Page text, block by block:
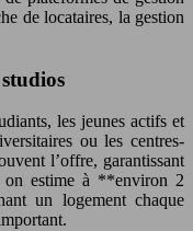
de locataires, la gestion
les jeunes actifs et
ou les centres-
l’offre, garantissant
on estime à **environ 2
un logement chaque